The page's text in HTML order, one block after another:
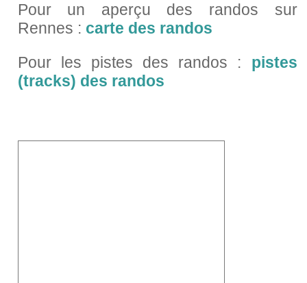
les stages et formations
les annonces du forum
les massages
Pour un aperçu des randos sur
Rennes : carte des randos
Pour les pistes des randos : pistes
(tracks) des randos